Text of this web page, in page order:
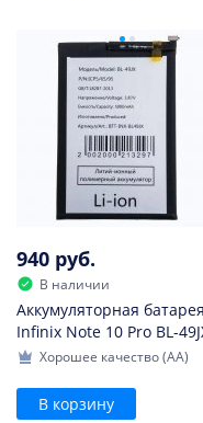
940 руб.
В наличии
Аккумуляторная
Infinix Note 10 Pro BL-
Хорошее качество (AA)
В корзину